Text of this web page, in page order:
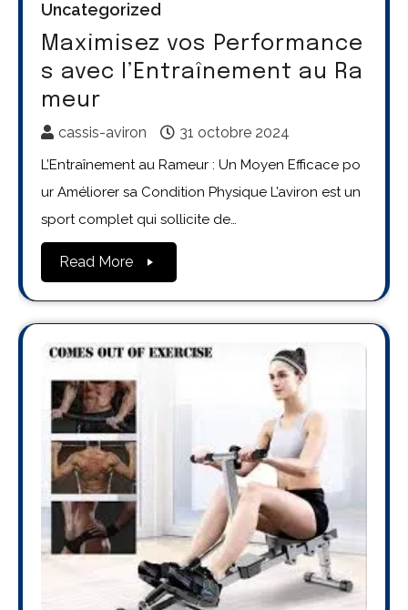
Uncategorized
Maximisez vos Performance
s avec l’Entraînement au Ra
meur
cassis-aviron 31 octobre 2024
L’Entraînement au Rameur : Un Moyen Efficace po
ur Améliorer sa Condition Physique L’aviron est un
sport complet qui sollicite de…
Read More